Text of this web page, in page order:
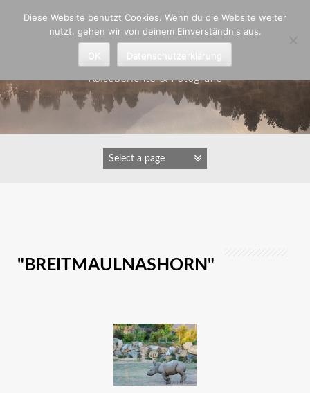
Astrid Padberg
Reiseberichte & Fotografie
"BREITMAULNASHORN"
Diese Website benutzt Cookies. Wenn du die Website weiter
nutzt, gehen wir von deinem Einverständnis aus.